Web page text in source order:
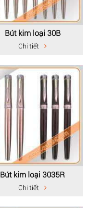
Bút kim loại 30B
Chi tiết
Bút kim loại 3035R
Chi tiết